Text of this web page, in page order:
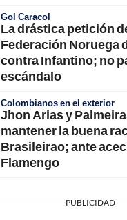
Gol Caracol
La drástica petición
Federación Noruega
contra Infantino; no
escándalo
Colombianos en el exterior
Jhon Arias y
mantener la buena
Brasileirao; ante
Flamengo
PUBLICIDAD